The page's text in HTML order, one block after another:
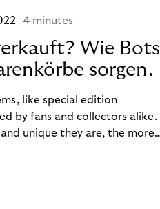
4 minutes
Wie Bots
sorgen.
like special edition
by fans and collectors alike.
unique they are, the more
scarcity, also known as a